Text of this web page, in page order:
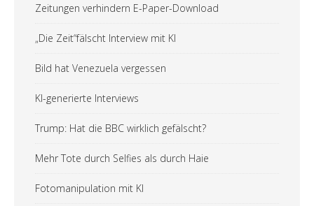
Zeitungen verhindern E-Paper-Download
„Die Zeit“fälscht Interview mit KI
Bild hat Venezuela vergessen
KI-generierte Interviews
Trump: Hat die BBC wirklich gefälscht?
Mehr Tote durch Selfies als durch Haie
Fotomanipulation mit KI